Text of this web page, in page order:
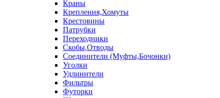
Краны
Крепления,Хомуты
Крестовины
Патрубки
Переходники
Скобы,Отводы
Соединители (Муфты,Бочонки)
Уголки
Удлинители
Фильтры
Футорки